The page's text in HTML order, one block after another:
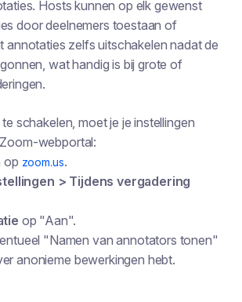
Hosts kunnen op elk gewenst
door deelnemers toestaan of
annotaties zelfs uitschakelen nadat de
wat handig is bij grote of
schakelen, moet je je instellingen
webportal:
op zoom.us.
> Tijdens vergadering
op "Aan".
"Namen van annotators tonen"
anonieme bewerkingen hebt.